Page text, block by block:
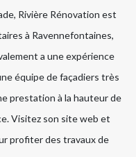
Rivière Rénovation est
à Ravennefontaines,
a une expérience
équipe de façadiers très
prestation à la hauteur de
Visitez son site web et
profiter des travaux de